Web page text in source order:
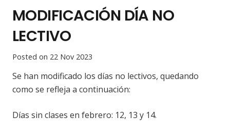
MODIFICACIÓN DÍA NO
LECTIVO
Posted on 22 Nov 2023
Se han modificado los días no lectivos, quedando
como se refleja a continuación:
Días sin clases en febrero: 12, 13 y 14.